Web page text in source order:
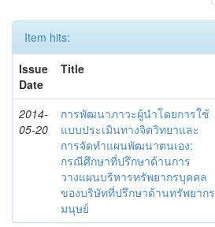
Item hits:
Issue
Date
Title
2014-
05-20
การพัฒนาภาวะผู้นำโดยการใช้
แบบประเมินทางจิตวิทยาและ
การจัดทำแผนพัฒนาตนเอง:
กรณีศึกษาที่ปรึกษาด้านการ
วางแผนบริหารทรัพยากรบุคคล
ของบริษัทที่ปรึกษาด้านทรัพยากร
มนุษย์